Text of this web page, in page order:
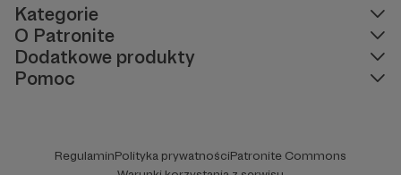
Kategorie
O Patronite
Dodatkowe produkty
Pomoc
RegulaminPolityka prywatnościPatronite Commons